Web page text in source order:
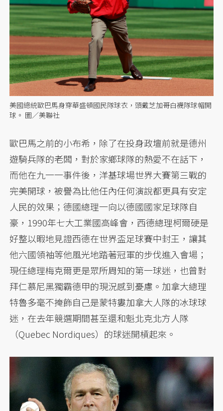
美國總統歐巴馬身穿華盛頓國民隊球衣，頭戴芝加哥白襪隊球帽開
球。 圖／美聯社
歐巴馬之前的小布希，除了在投身政壇前就是德州
遊騎兵隊的老闆，對於家鄉球隊的熱愛不在話下，
而他在九一一事件後，洋基球場世界大賽第三戰的
完美開球，被譽為比他任內任何演說都更具有安定
人民的效果；德國總理一向以德國國家足球隊自
豪，1990年七大工業國高峰會，西德總理柯爾硬是
好整以暇地見證西德在世界盃足球賽中封王，讓其
他六國領袖等他風光地踏著冠軍的步伐進入會場；
現任總理梅克爾更是眾所周知的第一球迷，也曾對
拜仁慕尼黑獨霸德甲的現況感到憂慮。加拿大總理
特魯多毫不掩飾自己是蒙特婁加拿大人隊的冰球球
迷，在去年競選期間甚至還和魁北克北方人隊
（Quebec Nordiques）的球迷開槓起來。